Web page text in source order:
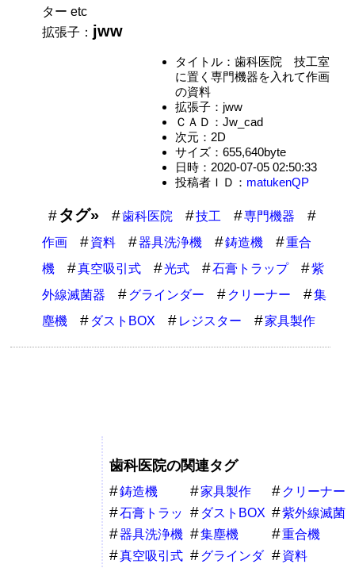
ター etc
拡張子： jww
タイトル：歯科医院 技工室
に置く専門機器を入れて作画
の資料
拡張子：jww
ＣＡＤ：Jw_cad
次元：2D
サイズ：655,640byte
日時：2020-07-05 02:50:33
投稿者ＩＤ： matukenQP
タグ» 歯科医院 技工
専門機器
作画
資料 器具洗浄機 鋳造機
重合
機
真空吸引式 光式 石膏トラップ
紫
外線滅菌器
グラインダー クリーナー
集
塵機
ダストBOX レジスター 家具製作
歯科医院の関連タグ
鋳造機 家具製作
クリーナー
石膏トラッ
プ
ダストBOX
紫外線滅菌
器
器具洗浄機 集塵機
重合機
真空吸引式
グラインダ 資料